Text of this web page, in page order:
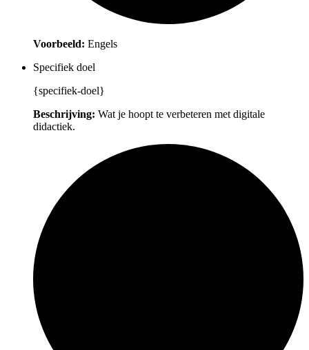
Voorbeeld: Engels
Specifiek doel
{specifiek-doel}
Beschrijving: Wat je hoopt te verbeteren met digitale
didactiek.